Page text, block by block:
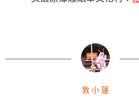
敦 小 蓮